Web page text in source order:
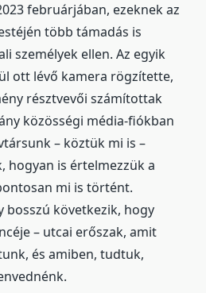
februárjában, ezeknek az
több támadás is
személyek ellen. Az egyik
ott lévő kamera rögzítette,
résztvevői számítottak
közösségi média-fiókban
– köztük mi is –
hogyan is értelmezzük a
mi is történt.
bosszú következik, hogy
– utcai erőszak, amit
és amiben, tudtuk,